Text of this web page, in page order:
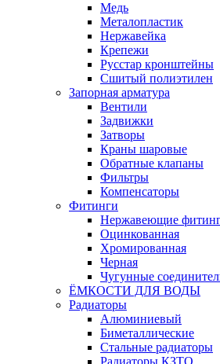
Медь
Металопластик
Нержавейка
Крепежи
Русстар кронштейны
Сшитый полиэтилен
Запорная арматура
Вентили
Задвижки
Затворы
Краны шаровые
Обратные клапаны
Фильтры
Компенсаторы
Фитинги
Нержавеющие
Оцинкованная
Хромированная
Черная
Чугунные
ЁМКОСТИ ДЛЯ ВОДЫ
Радиаторы
Алюминиевый
Биметаллические
Стальные радиаторы
Радиаторы КЗТО